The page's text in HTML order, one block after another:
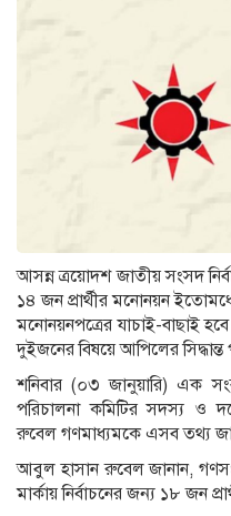
আসন্ন ত্রয়োদশ জাতীয় সংসদ
১৪ জন প্রার্থীর মনোনয়ন
মনোনয়নপত্রের যাচাই-বাছাই
দুইজনের বিষয়ে আপিলের সিদ্ধান্ত
শনিবার (০৩ জানুয়ারি) এক
পরিচালনা কমিটির সদস্য ও
রুবেল গণমাধ্যমকে এসব তথ্য
আবুল হাসান রুবেল জানান,
মার্কায় নির্বাচনের জন্য ১৮ জন